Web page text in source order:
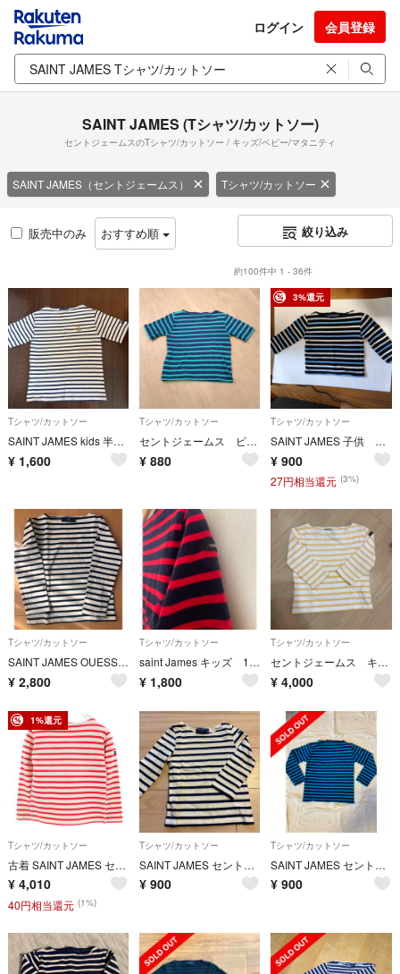
ログイン 会員登録
SAINT JAMES (Tシャツ/カットソー)
セントジェームスのTシャツ/カットソー / キッズ/ベビー/マタニティ
SAINT JAMES（セントジェームス） Tシャツ/カットソー
販売中のみ おすすめ順 絞り込み
約100件中 1 - 36件
Tシャツ/カットソー
SAINT JAMES kids 半袖 胸ロゴ白紺
¥ 1,600
Tシャツ/カットソー
セントジェームス ピアリック キッズ
¥ 880
3%還元
Tシャツ/カットソー
SAINT JAMES 子供 ボーダー 長袖Tシャツ サイズ2yrs
¥ 900
27円相当還元 (3%)
Tシャツ/カットソー
SAINT JAMES OUESSANT キッズ 110センチ120センチ
¥ 2,800
Tシャツ/カットソー
saint James キッズ 110
¥ 1,800
Tシャツ/カットソー
セントジェームス キッズTシャツ
¥ 4,000
1%還元
Tシャツ/カットソー
古着 SAINT JAMES セントジェームス フランス製 ボーダー柄 長袖 バスクシャツ 8 赤系 キッズ
¥ 4,010
40円相当還元 (1%)
Tシャツ/カットソー
SAINT JAMES セントジェームス ボーダーカットソー子供用 2ans
¥ 900
Tシャツ/カットソー
SAINT JAMES セントジェームス 110
¥ 900